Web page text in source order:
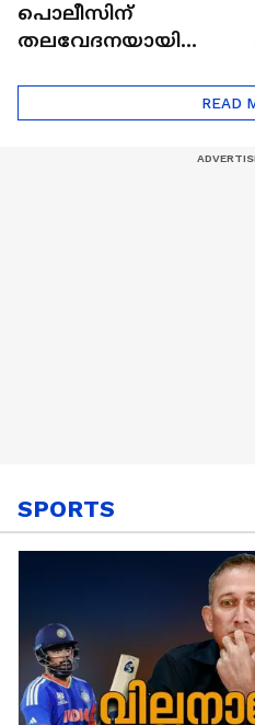
പൊലീസിന്
തലവേദനയായി
Alappuzha | Theft case
READ
SPORTS